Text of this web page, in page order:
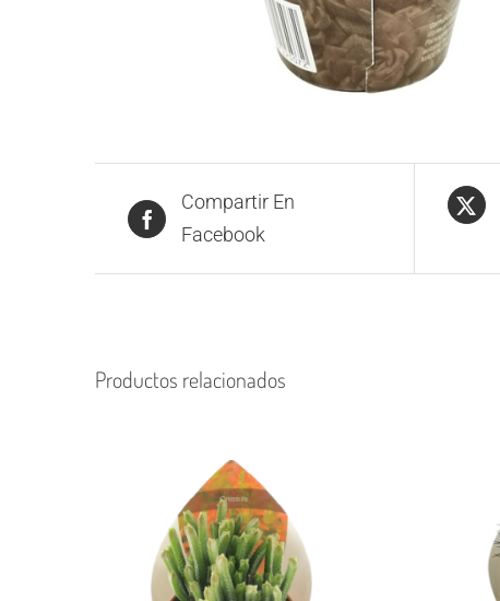
Compartir En
Facebook
Productos relacionados